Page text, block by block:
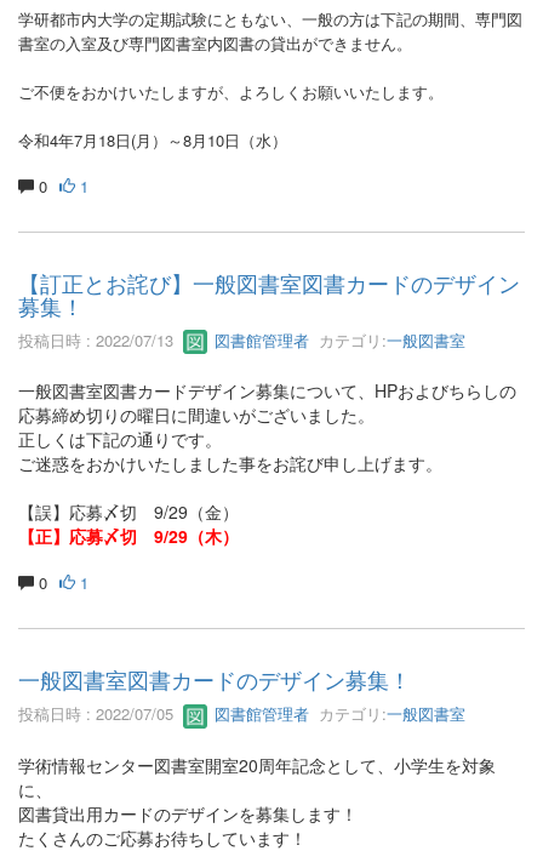
学研都市内大学の定期試験にともない、一般の方は下記の期間、専門図
書室の入室及び専門図書室内図書の貸出ができません。
ご不便をおかけいたしますが、よろしくお願いいたします。
令和4年7月18日(月）～8月10日（水）
0
1
【訂正とお詫び】一般図書室図書カードのデザイン
募集！
投稿日時 : 2022/07/13 図書館管理者 カテゴリ:一般図書室
一般図書室図書カードデザイン募集について、HPおよびちらしの
応募締め切りの曜日に間違いがございました。
正しくは下記の通りです。
ご迷惑をおかけいたしました事をお詫び申し上げます。
【誤】応募〆切 9/29（金）
【正】応募〆切 9/29（木）
0 1
一般図書室図書カードのデザイン募集！
投稿日時 : 2022/07/05 図書館管理者 カテゴリ:一般図書室
学術情報センター図書室開室20周年記念として、小学生を対象
に、
図書貸出用カードのデザインを募集します！
たくさんのご応募お待ちしています！